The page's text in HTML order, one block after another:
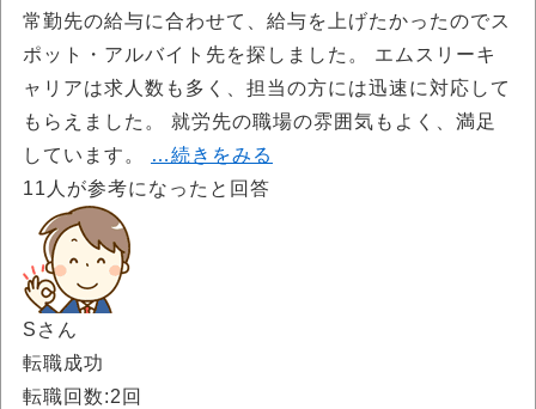
常勤先の給与に合わせて、給与を上げたかったのでス
ポット・アルバイト先を探しました。 エムスリーキ
ャリアは求人数も多く、担当の方には迅速に対応して
もらえました。 就労先の職場の雰囲気もよく、満足
しています。
…続きをみる
11 人が参考になったと回答
Sさん
転職成功
転職回数:2回